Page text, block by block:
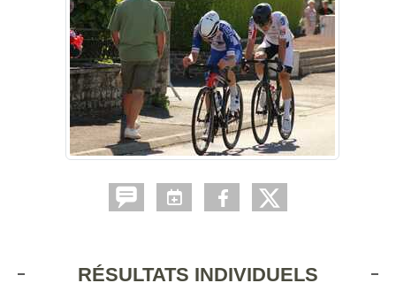
RÉSULTATS INDIVIDUELS